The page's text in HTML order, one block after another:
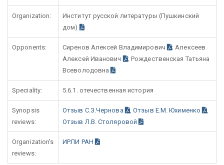
Organization:
Институт русской литературы (Пушкинский
дом)
Opponents: Сиренов Алексей Владимирович
; Алексеев
Алексей Иванович
; Рождественская Татьяна
Всеволодовна
Speciality: 5.6.1. отечественная история
Synopsis
reviews:
Отзыв С.З.Чернова ,Отзыв Е.М. Юхименко
,
Отзыв Л.В. Столяровой
Organization's
reviews:
ИРЛИ РАН